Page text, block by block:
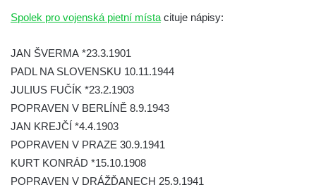
Pomník obětem 2. světové války v Plavu
Plavu
Kenotaf Pepiho Meisela na hřbitově v
Dolním Podluží
Kenotaf Antona Klause na hřbitově v
Dolním Podluží
Spolek pro vojenská pietní místa cituje nápisy:
JAN ŠVERMA *23.3.1901
PADL NA SLOVENSKU 10.11.1944
JULIUS FUČÍK *23.2.1903
POPRAVEN V BERLÍNĚ 8.9.1943
JAN KREJČÍ *4.4.1903
POPRAVEN V PRAZE 30.9.1941
KURT KONRÁD *15.10.1908
POPRAVEN V DRÁŽĎANECH 25.9.1941